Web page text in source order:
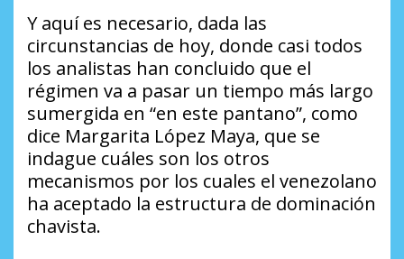
Y aquí es necesario, dada las
circunstancias de hoy, donde casi todos
los analistas han concluido que el
régimen va a pasar un tiempo más largo
sumergida en “en este pantano”, como
dice Margarita López Maya, que se
indague cuáles son los otros
mecanismos por los cuales el venezolano
ha aceptado la estructura de dominación
chavista.